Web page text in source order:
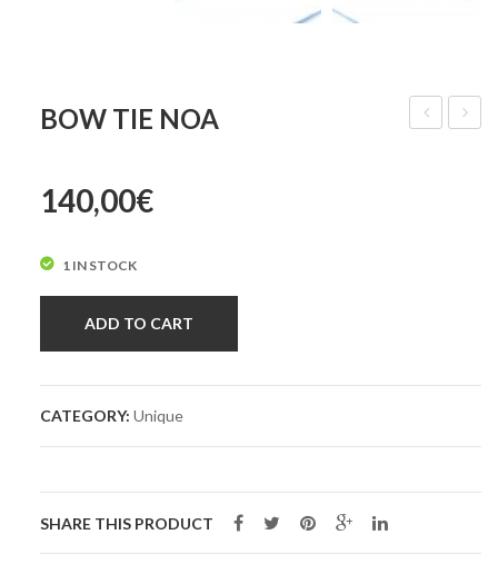
BOW TIE NOA
140,00€
1 IN STOCK
ADD TO CART
CATEGORY: Unique
SHARE THIS PRODUCT